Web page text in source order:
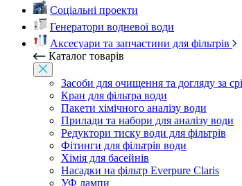
Соціальні проекти
Генератори водневої води
Аксесуари та запчастини для фільтрів
Каталог товарів
Засоби для очищення та догляду за
Кран для фільтра води
Пакети хімічного аналізу води
Прилади та набори для аналізу води
Редуктори тиску води для фільтрів
Фітинги для фільтрів води
Хімія для басейнів
Насадки на фільтр Everpure Claris
УФ лампи